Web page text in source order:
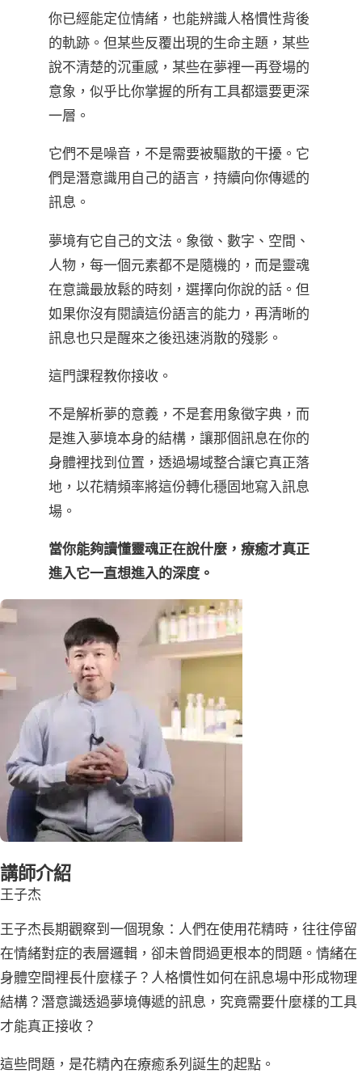
你已經能定位情緒，也能辨識人格慣性背後
的軌跡。但某些反覆出現的生命主題，某些
說不清楚的沉重感，某些在夢裡一再登場的
意象，似乎比你掌握的所有工具都還要更深
一層。
它們不是噪音，不是需要被驅散的干擾。它
們是潛意識用自己的語言，持續向你傳遞的
訊息。
夢境有它自己的文法。象徵、數字、空間、
人物，每一個元素都不是隨機的，而是靈魂
在意識最放鬆的時刻，選擇向你說的話。但
如果你沒有閱讀這份語言的能力，再清晰的
訊息也只是醒來之後迅速消散的殘影。
這門課程教你接收。
不是解析夢的意義，不是套用象徵字典，而
是進入夢境本身的結構，讓那個訊息在你的
身體裡找到位置，透過場域整合讓它真正落
地，以花精頻率將這份轉化穩固地寫入訊息
場。
當你能夠讀懂靈魂正在說什麼，療癒才真正
進入它一直想進入的深度。
講師介紹
王子杰
王子杰長期觀察到一個現象：人們在使用花精時，往往停留
在情緒對症的表層邏輯，卻未曾問過更根本的問題。情緒在
身體空間裡長什麼樣子？人格慣性如何在訊息場中形成物理
結構？潛意識透過夢境傳遞的訊息，究竟需要什麼樣的工具
才能真正接收？
這些問題，是花精內在療癒系列誕生的起點。